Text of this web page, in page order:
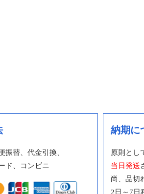
振替、代金引換、
ド、コンビニ
納期に
原則とし
当日発送
尚、品切
2日～7日